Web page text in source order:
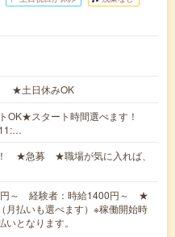
★土日休みOK
OK★スタート時間選べます！
★急募 ★職場が気に入れば、
円～ 経験者：時給1400円～ ★
月払いも選べます）※稼働開始時
となります。